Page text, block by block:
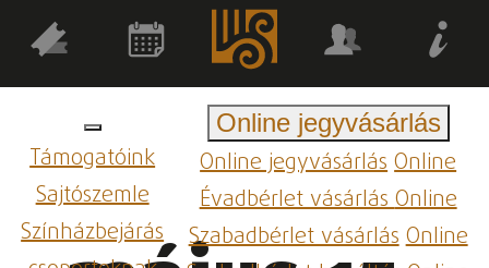
Támogatóink
Sajtószemle
Színházbejárás
Online jegyvásárlás
Online jegyvásárlásOnline
Évadbérlet vásárlásOnline
Szabadbérlet vásárlásOnline